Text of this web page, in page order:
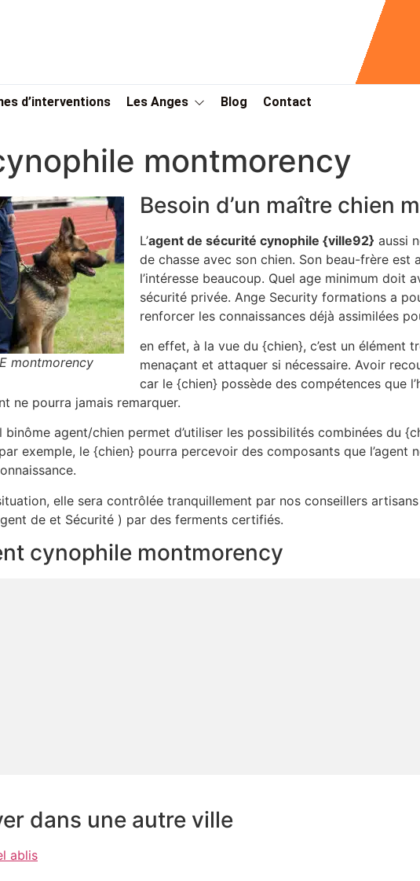
d’interventions Les Anges Blog Contact
montmorency
montmorency
Besoin d’un maître chien
L’agent de sécurité cynophile {ville92} aussi
de chasse avec son chien. Son beau-frère
l’intéresse beaucoup. Quel age minimum
sécurité privée. Ange Security formations a
renforcer les connaissances déjà assimilées
en effet, à la vue du {chien}, c’est un élément
menaçant et attaquer si nécessaire. Avoir
car le {chien} possède des compétences que
ne pourra jamais remarquer.
binôme agent/chien permet d’utiliser les possibilités combinées du
exemple, le {chien} pourra percevoir des composants que l’agent
elle sera contrôlée tranquillement par nos conseillers
de et Sécurité ) par des ferments certifiés.
cynophile montmorency
dans une autre ville
ablis